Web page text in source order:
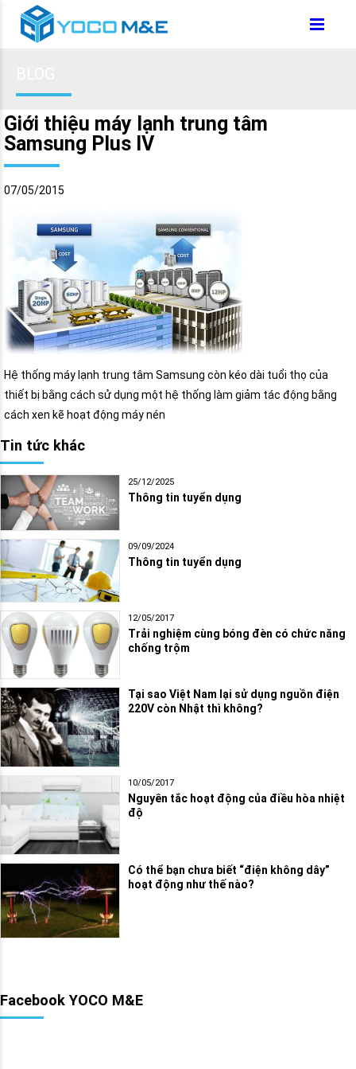
Giới thiệu máy lạnh trung tâm
Samsung Plus IV
07/05/2015
Hệ thống máy lạnh trung tâm Samsung còn kéo dài tuổi thọ của
thiết bị bằng cách sử dụng một hệ thống làm giảm tác động bằng
cách xen kẽ hoạt động máy nén
Tin tức khác
25/12/2025
Thông tin tuyển dụng
09/09/2024
Thông tin tuyển dụng
12/05/2017
Trải nghiệm cùng bóng đèn có chức năng
chống trộm
Tại sao Việt Nam lại sử dụng nguồn điện
220V còn Nhật thì không?
10/05/2017
Nguyên tắc hoạt động của điều hòa nhiệt
độ
Có thể bạn chưa biết “điện không dây”
hoạt động như thế nào?
Facebook YOCO M&E